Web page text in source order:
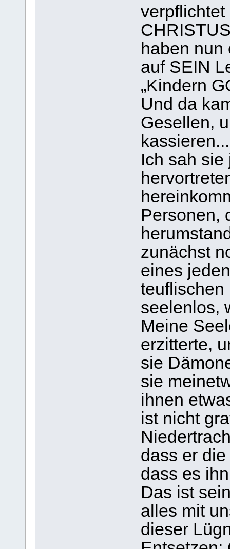
haben nun
auf SEIN
„Kindern
Und da
Gesellen,
kassieren...
Ich sah sie
Personen,
zunächst
eines
teuflischen
seelenlos,
Meine
erzitterte,
sie
sie
ihnen
ist nicht
dass er
dass es
Das ist
alles mit
dieser